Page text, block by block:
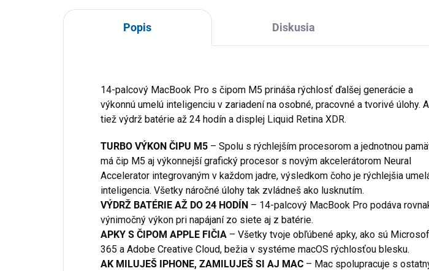
Popis Diskusia
14-palcový MacBook Pro s čipom M5 prináša rýchlosť ďalšej generácie a
výkonnú umelú inteligenciu v zariadení na osobné, pracovné a tvorivé úlohy. A
tiež výdrž batérie až 24 hodín a displej Liquid Retina XDR.
TURBO VÝKON ČIPU M5 – Spolu s rýchlejším procesorom a jednotnou
má čip M5 aj výkonnejší grafický procesor s novým akcelerátorom Neural
Accelerator integrovaným v každom jadre, výsledkom čoho je rýchlejšia
inteligencia. Všetky náročné úlohy tak zvládneš ako lusknutím.
VÝDRŽ BATÉRIE AŽ DO 24 HODÍN – 14-palcový MacBook Pro podáva
výnimočný výkon pri napájaní zo siete aj z batérie.
APKY S ČIPOM APPLE FIČIA – Všetky tvoje obľúbené apky, ako sú
365 a Adobe Creative Cloud, bežia v systéme macOS rýchlosťou blesku.
AK MILUJEŠ IPHONE, ZAMILUJEŠ SI AJ MAC – Mac spolupracuje s